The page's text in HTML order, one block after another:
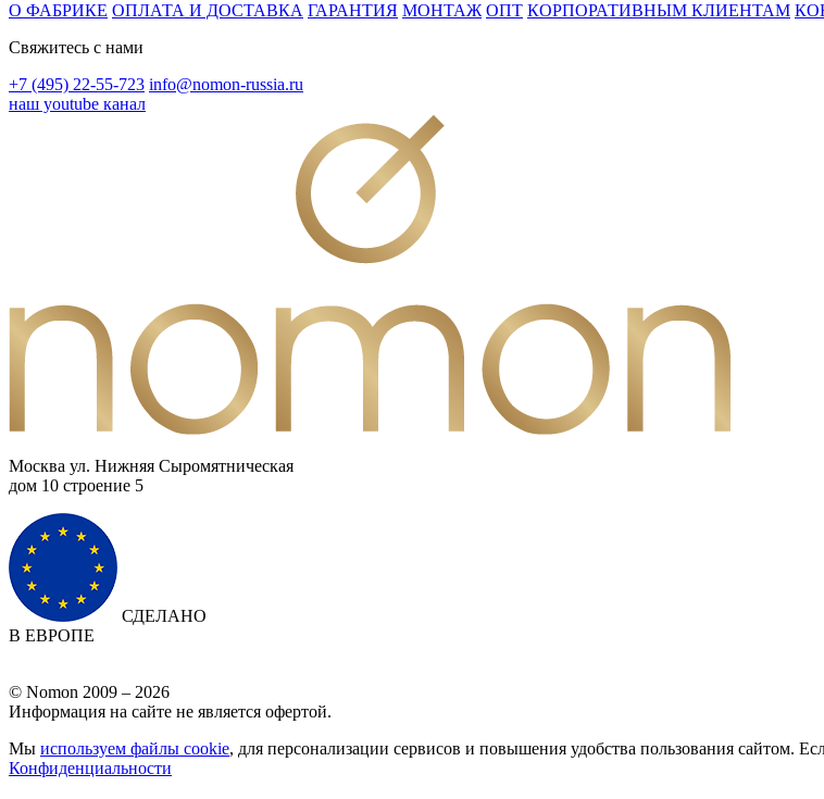
О ФАБРИКЕ ОПЛАТА И ДОСТАВКА ГАРАНТИЯ МОНТАЖ ОПТ КОРПОРАТИВНЫМ КЛИЕНТАМ
Свяжитесь с нами
+7 (495) 22-55-723 info@nomon-russia.ru
наш youtube канал
Москва ул. Нижняя Сыромятническая
дом 10 cтроение 5
СДЕЛАНО
В ЕВРОПЕ
© Nomon 2009 – 2026
Информация на сайте не является офертой.
Мы используем файлы cookie, для персонализации сервисов и повышения удобства пользования сайтом.
Конфиденциальности